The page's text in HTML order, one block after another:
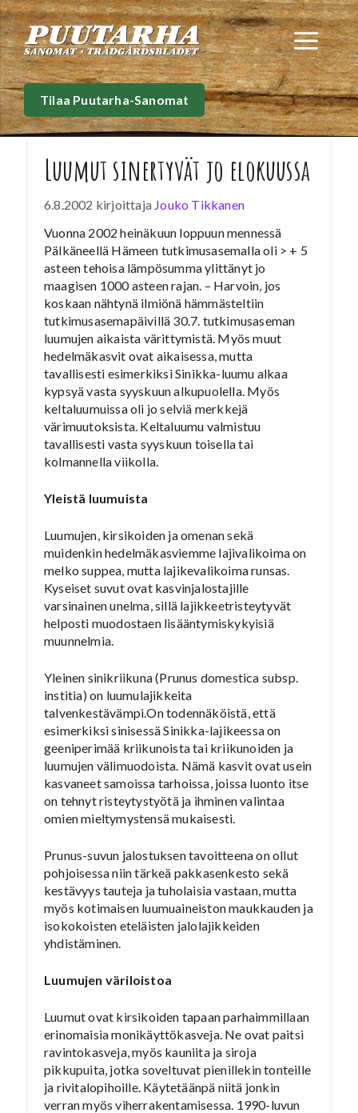
Siirry
sisältöön
Tilaa Puutarha-Sanomat
Luumut sinertyvät jo elokuussa
6.8.2002 kirjoittaja Jouko Tikkanen
Vuonna 2002 heinäkuun loppuun mennessä
Pälkäneellä Hämeen tutkimusasemalla oli > + 5
asteen tehoisa lämpösumma ylittänyt jo
maagisen 1000 asteen rajan. – Harvoin, jos
koskaan nähtynä ilmiönä hämmästeltiin
tutkimusasemapäivillä 30.7. tutkimusaseman
luumujen aikaista värittymistä. Myös muut
hedelmäkasvit ovat aikaisessa, mutta
tavallisesti esimerkiksi Sinikka-luumu alkaa
kypsyä vasta syyskuun alkupuolella. Myös
keltaluumuissa oli jo selviä merkkejä
värimuutoksista. Keltaluumu valmistuu
tavallisesti vasta syyskuun toisella tai
kolmannella viikolla.
Yleistä luumuista
Luumujen, kirsikoiden ja omenan sekä
muidenkin hedelmäkasviemme lajivalikoima on
melko suppea, mutta lajikevalikoima runsas.
Kyseiset suvut ovat kasvinjalostajille
varsinainen unelma, sillä lajikkeetristeytyvät
helposti muodostaen lisääntymiskykyisiä
muunnelmia.
Yleinen sinikriikuna (Prunus domestica subsp.
institia) on luumulajikkeita
talvenkestävämpi.On todennäköistä, että
esimerkiksi sinisessä Sinikka-lajikeessa on
geeniperimää kriikunoista tai kriikunoiden ja
luumujen välimuodoista. Nämä kasvit ovat usein
kasvaneet samoissa tarhoissa, joissa luonto itse
on tehnyt risteytystyötä ja ihminen valintaa
omien mieltymystensä mukaisesti.
Prunus-suvun jalostuksen tavoitteena on ollut
pohjoisessa niin tärkeä pakkasenkesto sekä
kestävyys tauteja ja tuholaisia vastaan, mutta
myös kotimaisen luumuaineiston maukkauden ja
isokokoisten eteläisten jalolajikkeiden
yhdistäminen.
Luumujen väriloistoa
Luumut ovat kirsikoiden tapaan parhaimmillaan
erinomaisia monikäyttökasveja. Ne ovat paitsi
ravintokasveja, myös kauniita ja siroja
pikkupuita, jotka soveltuvat pienillekin tonteille
ja rivitalopihoille. Käytetäänpä niitä jonkin
verran myös viherrakentamisessa. 1990-luvun